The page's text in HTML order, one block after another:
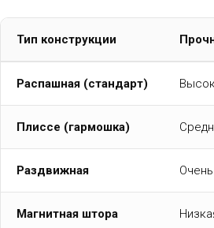
Тип конструкции
Распашная (стандарт)
Плиссе (гармошка)
Раздвижная
Магнитная штора